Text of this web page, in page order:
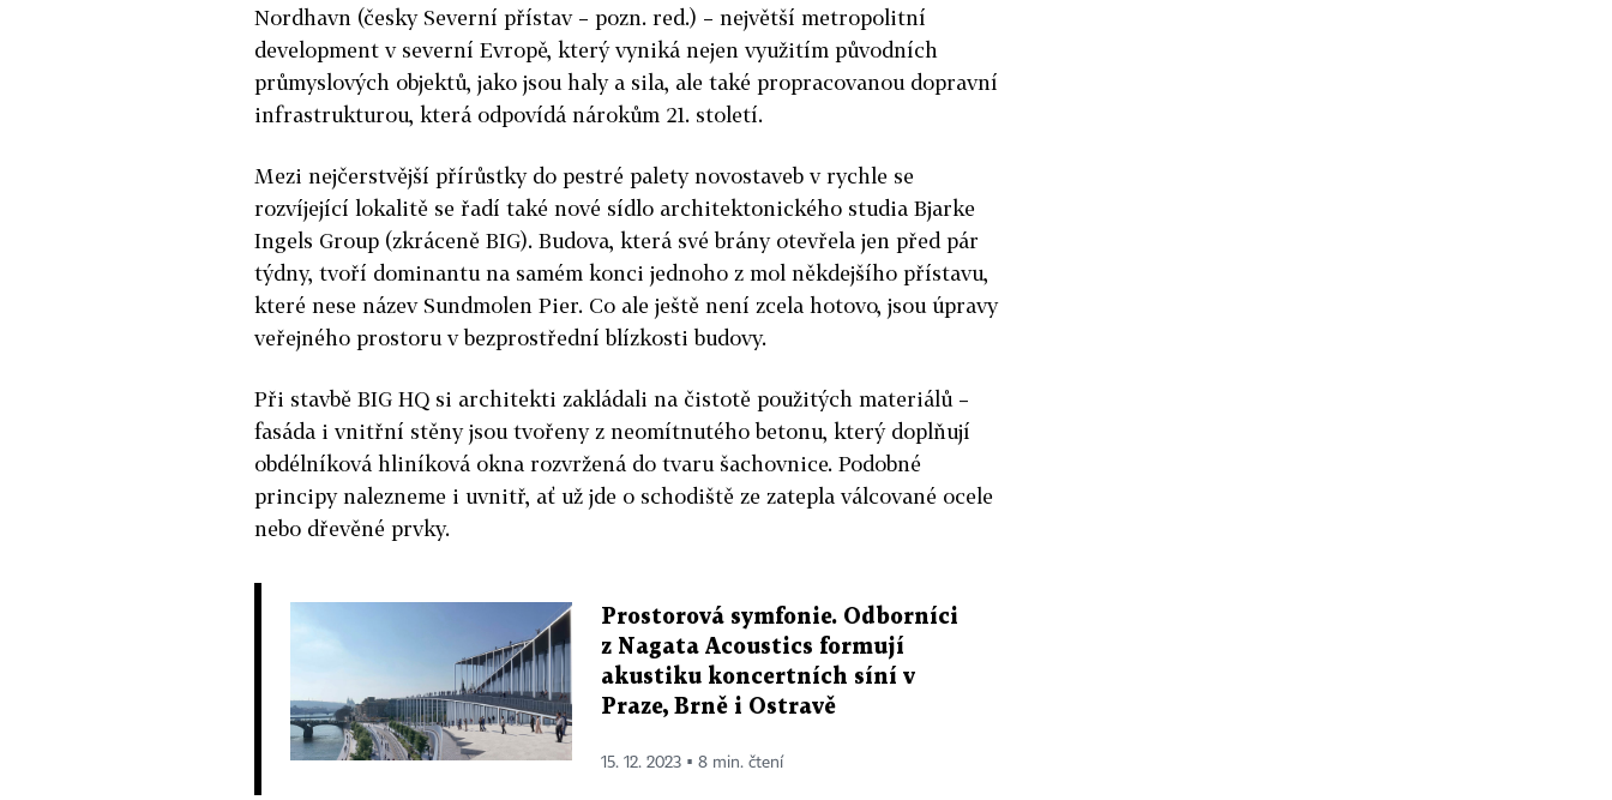
Nordhavn (česky Severní přístav – pozn. red.) – největší metropolitní
development v severní Evropě, který vyniká nejen využitím původních
průmyslových objektů, jako jsou haly a sila, ale také propracovanou dopravní
infrastrukturou, která odpovídá nárokům 21. století.
Mezi nejčerstvější přírůstky do pestré palety novostaveb v rychle se
rozvíjející lokalitě se řadí také nové sídlo architektonického studia Bjarke
Ingels Group (zkráceně BIG). Budova, která své brány otevřela jen před pár
týdny, tvoří dominantu na samém konci jednoho z mol někdejšího přístavu,
které nese název Sundmolen Pier. Co ale ještě není zcela hotovo, jsou úpravy
veřejného prostoru v bezprostřední blízkosti budovy.
Při stavbě BIG HQ si architekti zakládali na čistotě použitých materiálů –
fasáda i vnitřní stěny jsou tvořeny z neomítnutého betonu, který doplňují
obdélníková hliníková okna rozvržená do tvaru šachovnice. Podobné
principy nalezneme i uvnitř, ať už jde o schodiště ze zatepla válcované ocele
nebo dřevěné prvky.
Prostorová symfonie. Odborníci
z Nagata Acoustics formují
akustiku koncertních síní v
Praze, Brně i Ostravě
15. 12. 2023 ▪ 8 min. čtení